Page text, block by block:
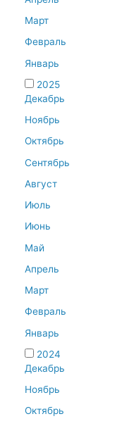
Март
Февраль
Январь
2025
Декабрь
Ноябрь
Октябрь
Сентябрь
Август
Июль
Июнь
Май
Апрель
Март
Февраль
Январь
2024
Декабрь
Ноябрь
Октябрь